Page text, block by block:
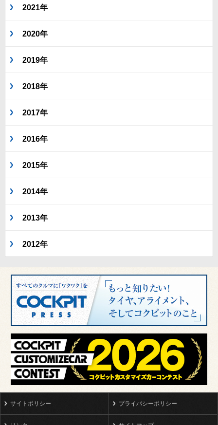
2021年
2020年
2019年
2018年
2017年
2016年
2015年
2014年
2013年
2012年
サイトポリシー プライバシーポリシー